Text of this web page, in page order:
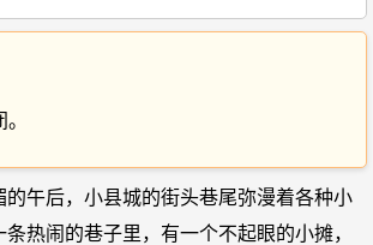
的午后，小县城的街头巷尾弥漫着各种小
热闹的巷子里，有一个不起眼的小摊，